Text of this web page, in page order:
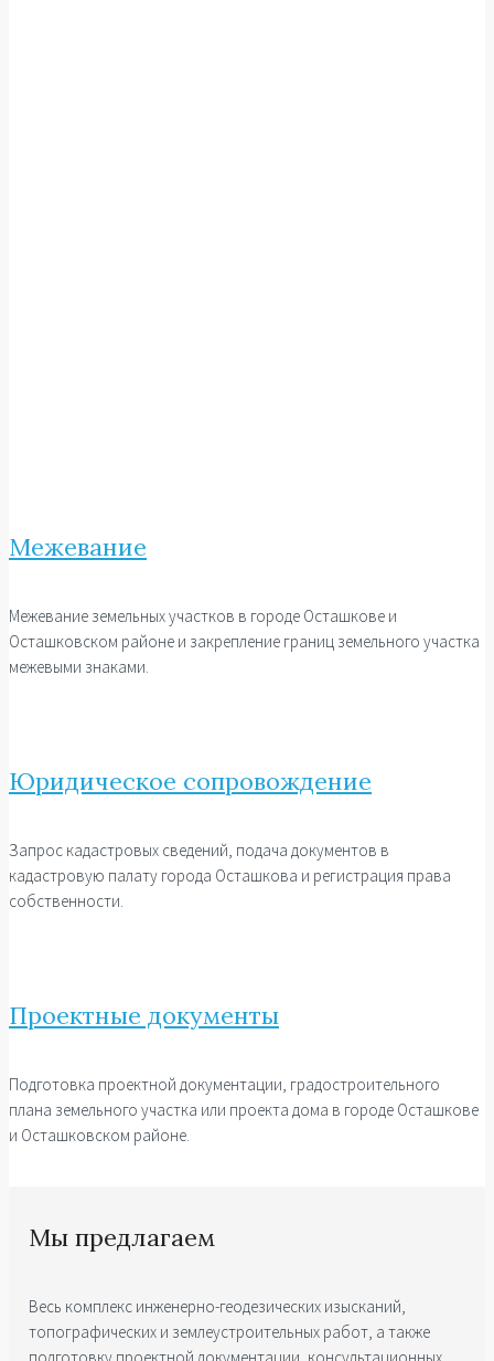
Межевание
Межевание земельных участков в городе Осташкове и
Осташковском районе и закрепление границ земельного участка
межевыми знаками.
Юридическое сопровождение
Запрос кадастровых сведений, подача документов в
кадастровую палату города Осташкова и регистрация права
собственности.
Проектные документы
Подготовка проектной документации, градостроительного
плана земельного участка или проекта дома в городе Осташкове
и Осташковском районе.
Мы предлагаем
Весь комплекс инженерно-геодезических изысканий,
топографических и землеустроительных работ, а также